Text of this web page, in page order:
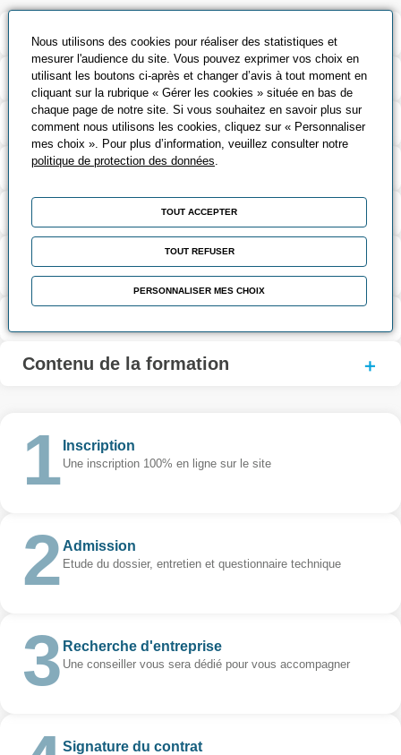
Modalités de la formation
Outils pédagogiques
Validation et certification
Coût et financement
Taux de réussite à l’examen
Suite de parcours et passerelles
possibles
Contenu de la formation
Inscription
Une inscription 100% en ligne sur le site
Admission
Etude du dossier, entretien et questionnaire technique
Recherche d'entreprise
Une conseiller vous sera dédié pour vous accompagner
Signature du contrat
Nous utilisons des cookies pour réaliser des statistiques et
mesurer l'audience du site. Vous pouvez exprimer vos choix en
utilisant les boutons ci-après et changer d’avis à tout moment en
cliquant sur la rubrique « Gérer les cookies » située en bas de
chaque page de notre site. Si vous souhaitez en savoir plus sur
comment nous utilisons les cookies, cliquez sur « Personnaliser
mes choix ». Pour plus d’information, veuillez consulter notre
politique de protection des données
TOUT ACCEPTER
TOUT REFUSER
PERSONNALISER MES CHOIX